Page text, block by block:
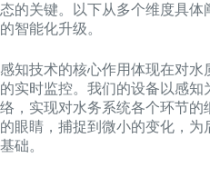
态的关键。以下从多个维度具
的智能化升级。
感知技术的核心作用体现在对
的实时监控。我们的设备以感知
络，实现对水务系统各个环节
的眼睛，捕捉到微小的变化，
基础。